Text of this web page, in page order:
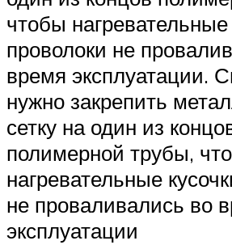
чтобы нагревательные
проволоки не
время эксплуатации.
нужно закрепить
сетку на один из
полимерной трубы,
нагревательные
не проваливались во
эксплуатации